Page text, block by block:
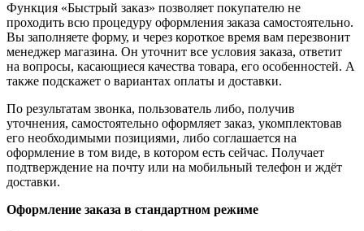
Функция «Быстрый заказ» позволяет покупателю не
проходить всю процедуру оформления заказа самостоятельно.
Вы заполняете форму, и через короткое время вам перезвонит
менеджер магазина. Он уточнит все условия заказа, ответит
на вопросы, касающиеся качества товара, его особенностей. А
также подскажет о вариантах оплаты и доставки.
По результатам звонка, пользователь либо, получив
уточнения, самостоятельно оформляет заказ, укомплектовав
его необходимыми позициями, либо соглашается на
оформление в том виде, в котором есть сейчас. Получает
подтверждение на почту или на мобильный телефон и ждёт
доставки.
Оформление заказа в стандартном режиме